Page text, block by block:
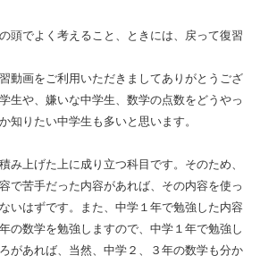
頭でよく考えること、ときには、戻って復習
動画をご利用いただきましてありがとうござ
生や、嫌いな中学生、数学の点数をどうやっ
知りたい中学生も多いと思います。
み上げた上に成り立つ科目です。そのため、
で苦手だった内容があれば、その内容を使っ
いはずです。また、中学１年で勉強した内容
の数学を勉強しますので、中学１年で勉強し
があれば、当然、中学２、３年の数学も分か